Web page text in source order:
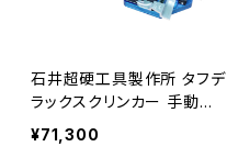
石井超硬工具製作所 タフデ
ラックスクリンカー 手動タ
イル切断機 CPM-630STL
B 切巾630mm CP-630ST
¥71,300